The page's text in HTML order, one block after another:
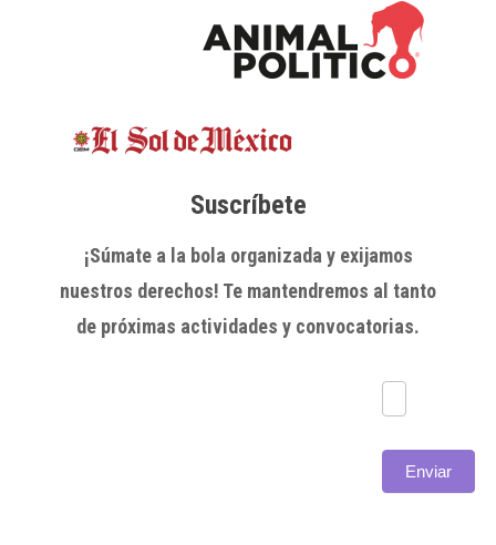
Suscríbete
¡Súmate a la bola organizada y exijamos
nuestros derechos! Te mantendremos al tanto
de próximas actividades y convocatorias.
Subscríbete
Enviar